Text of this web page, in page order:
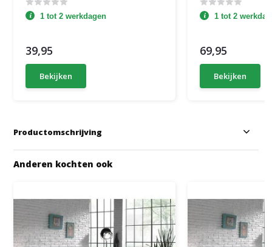
1 tot 2 werkdagen
39,95
Bekijken
1 tot 2
69,95
Bekijken
Productomschrijving
Anderen kochten ook